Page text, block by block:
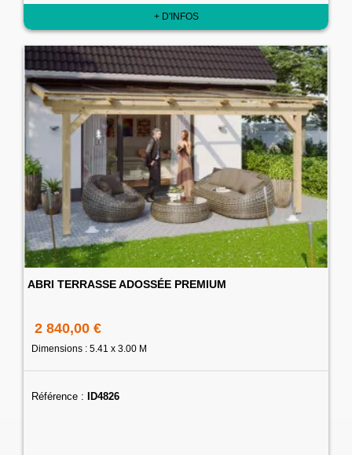
+ D'INFOS
ABRI TERRASSE ADOSSÉE PREMIUM
2 840,00 €
Dimensions : 5.41 x 3.00 M
Référence : ID4826